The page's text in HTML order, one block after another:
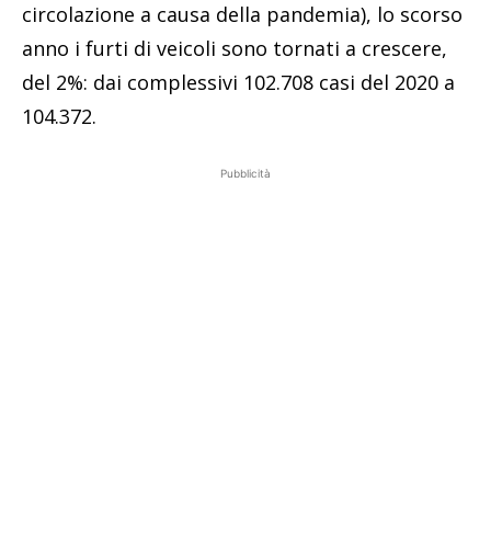
circolazione a causa della pandemia), lo scorso
anno i furti di veicoli sono tornati a crescere,
del 2%: dai complessivi 102.708 casi del 2020 a
104.372.
Pubblicità